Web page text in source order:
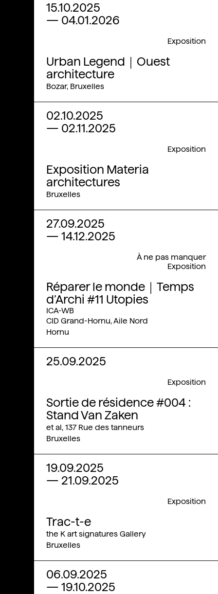
15.10.2025
— 04.01.2026
Urban Legend｜Ouest
architecture
Exposition
Bozar, Bruxelles
02.10.2025
— 02.11.2025
Exposition Materia
architectures
Exposition
Bruxelles
27.09.2025
— 14.12.2025
Réparer le monde｜Temps
d’Archi #11 Utopies
À ne pas manquer
Exposition
ICA-WB
CID Grand-Hornu, Aile Nord
Hornu
25.09.2025
Sortie de résidence #004 :
Stand Van Zaken
Exposition
et al, 137 Rue des tanneurs
Bruxelles
19.09.2025
— 21.09.2025
Trac-t-e
Exposition
the K art signatures Gallery
Bruxelles
06.09.2025
— 19.10.2025